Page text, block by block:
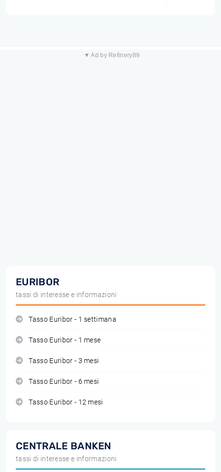
▼ Ad by Refinery89
EURIBOR
tassi di interesse e informazioni
Tasso Euribor - 1 settimana
Tasso Euribor - 1 mese
Tasso Euribor - 3 mesi
Tasso Euribor - 6 mesi
Tasso Euribor - 12 mesi
CENTRALE BANKEN
tassi di interesse e informazioni